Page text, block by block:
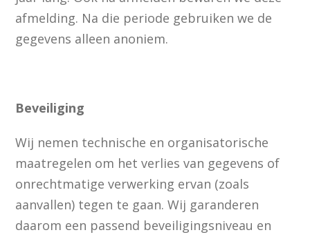
afmelding. Na die periode gebruiken we de
gegevens alleen anoniem.
Beveiliging
Wij nemen technische en organisatorische
maatregelen om het verlies van gegevens of
onrechtmatige verwerking ervan (zoals
aanvallen) tegen te gaan. Wij garanderen
daarom een passend beveiligingsniveau en